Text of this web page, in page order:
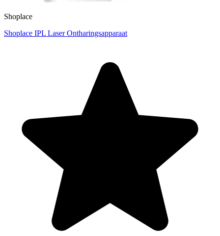
Shoplace
Shoplace IPL Laser Ontharingsapparaat